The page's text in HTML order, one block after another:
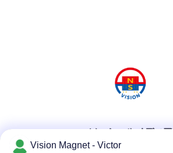
ソーシャルメディア
Vision Magnet - Victor